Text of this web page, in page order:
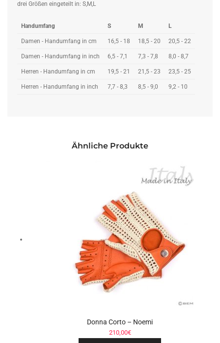
drei Größen eingeteilt in: S,M,L
Handumfang S M L
Damen - Handumfang in cm 16,5 - 18 18,5 - 20 20,5 - 22
Damen - Handumfang in inch 6,5 - 7,1 7,3 - 7,8 8,0 - 8,7
Herren - Handumfang in cm 19,5 - 21 21,5 - 23 23,5 - 25
Herren - Handumfang in inch 7,7 - 8,3 8,5 - 9,0 9,2 - 10
Ähnliche Produkte
Donna Corto – Noemi
210,00€